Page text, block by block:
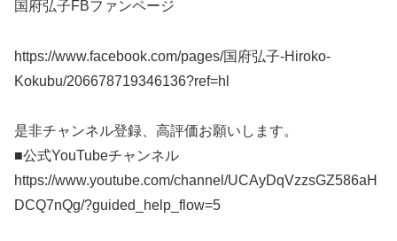
国府弘子FBファンページ
https://www.facebook.com/pages/国府弘子-Hiroko-
Kokubu/206678719346136?ref=hl
是非チャンネル登録、高評価お願いします。
■公式YouTubeチャンネル
https://www.youtube.com/channel/UCAyDqVzzsGZ586aH
DCQ7nQg/?guided_help_flow=5